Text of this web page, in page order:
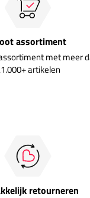
assortiment
met meer
artikelen
retourneren